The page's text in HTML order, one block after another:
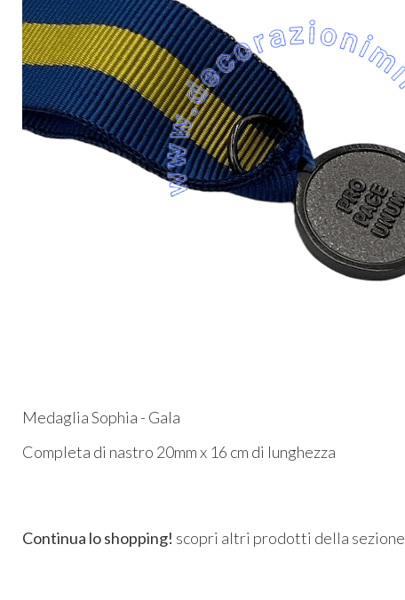
Medaglia Sophia - Gala
Completa di nastro 20mm x 16 cm di lunghezza
Continua lo shopping! scopri altri prodotti della sezione